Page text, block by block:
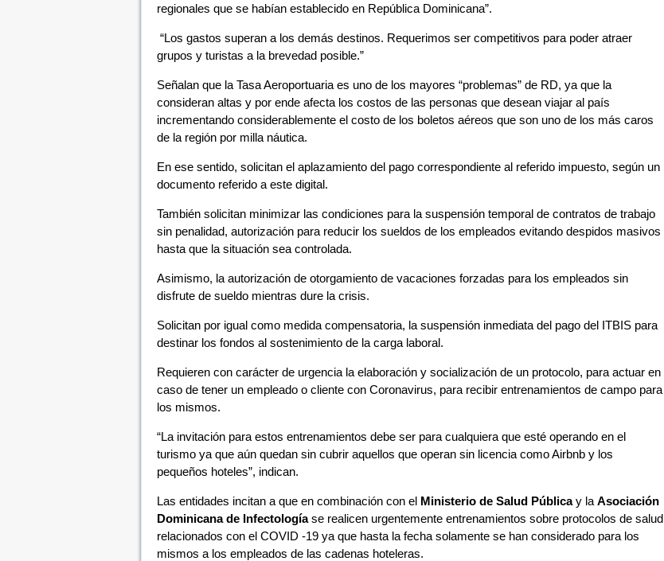
regionales que se habían establecido en República Dominicana”.
“Los gastos superan a los demás destinos. Requerimos ser competitivos para poder atraer
grupos y turistas a la brevedad posible.”
Señalan que la Tasa Aeroportuaria es uno de los mayores “problemas” de RD, ya que la
consideran altas y por ende afecta los costos de las personas que desean viajar al país
incrementando considerablemente el costo de los boletos aéreos que son uno de los más caros
de la región por milla náutica.
En ese sentido, solicitan el aplazamiento del pago correspondiente al referido impuesto, según un
documento referido a este digital.
También solicitan minimizar las condiciones para la suspensión temporal de contratos de trabajo
sin penalidad, autorización para reducir los sueldos de los empleados evitando despidos masivos
hasta que la situación sea controlada.
Asimismo, la autorización de otorgamiento de vacaciones forzadas para los empleados sin
disfrute de sueldo mientras dure la crisis.
Solicitan por igual como medida compensatoria, la suspensión inmediata del pago del ITBIS para
destinar los fondos al sostenimiento de la carga laboral.
Requieren con carácter de urgencia la elaboración y socialización de un protocolo, para actuar en
caso de tener un empleado o cliente con Coronavirus, para recibir entrenamientos de campo para
los mismos.
“La invitación para estos entrenamientos debe ser para cualquiera que esté operando en el
turismo ya que aún quedan sin cubrir aquellos que operan sin licencia como Airbnb y los
pequeños hoteles”, indican.
Las entidades incitan a que en combinación con el Ministerio de Salud Públicay la Asociación
Dominicana de Infectologíase realicen urgentemente entrenamientos sobre protocolos de salud
relacionados con el COVID -19 ya que hasta la fecha solamente se han considerado para los
mismos a los empleados de las cadenas hoteleras.